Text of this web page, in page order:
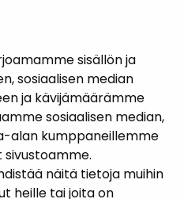
sisällön ja
sosiaalisen median
ja kävijämäärämme
sosiaalisen median,
alan kumppaneillemme
näitä tietoja muihin
heille tai joita on